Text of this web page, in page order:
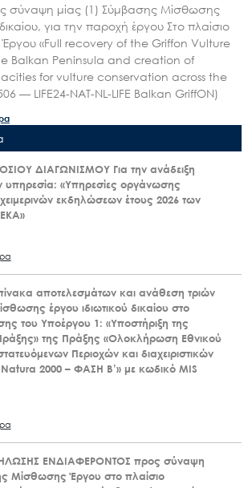
σύναψη μίας (1) Σύμβασης Μίσθωσης
για την παροχή έργου Στο πλαίσιο
Έργου «Full recovery of the Griffon Vulture
Balkan Peninsula and creation of
for vulture conservation across the
— LIFE24-NAT-NL-LIFE Balkan GriffON)
ΔΙΑΓΩΝΙΣΜΟΥ Για την ανάδειξη
υπηρεσία: «Υπηρεσίες οργάνωσης
εκδηλώσεων έτους 2026 των
αποτελεσμάτων και ανάθεση τριών
έργου ιδιωτικού δικαίου στο
του Υποέργου 1: «Υποστήριξη της
της Πράξης «Ολοκλήρωση Εθνικού
Περιοχών και διαχειριστικών
2000 – ΦΑΣΗ Β’» με κωδικό MIS
ΕΝΔΙΑΦΕΡΟΝΤΟΣ προς σύναψη
Μίσθωσης Έργου στο πλαίσιο